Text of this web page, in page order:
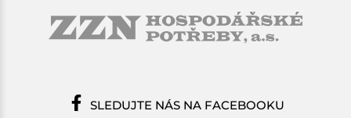
SLEDUJTE NÁS NA FACEBOOKU